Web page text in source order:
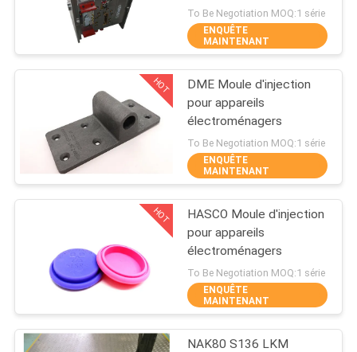
SUJET
NOUS
VISITE
D'USINE
CONTRÔLE
QUALITÉ
NOUS
Moule électronique
d'injection
40
Mousse d'injection
pour appareils
électroménagers
To Be Negotiation MOQ:1 série
ENQUÊTE
MAINTENANT
HOT
DME Moule d'injection
pour appareils
électroménagers
To Be Negotiation MOQ:1 série
ENQUÊTE
MAINTENANT
HOT
HASCO Moule d'injection
pour appareils
électroménagers
To Be Negotiation MOQ:1 série
ENQUÊTE
MAINTENANT
NAK80 S136 LKM